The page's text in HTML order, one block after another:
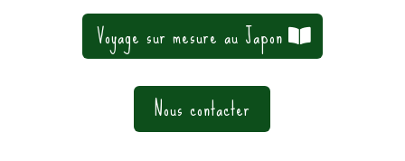
Voyage sur mesure au Japon
Nous contacter